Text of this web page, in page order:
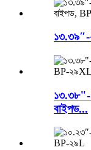
১৩.৩৯″-
১৩.৩৮"-
বাইপড...